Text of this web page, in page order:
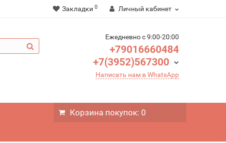
Закладки 0 Личный кабинет
Ежедневно c 9:00-20:00
+79016660484
+7(3952)567300
Написать нам в WhatsApp
Корзина покупок: 0